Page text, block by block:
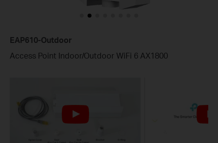
EAP610-Outdoor
Access Point Indoor/Outdoor WiFi 6 AX1800